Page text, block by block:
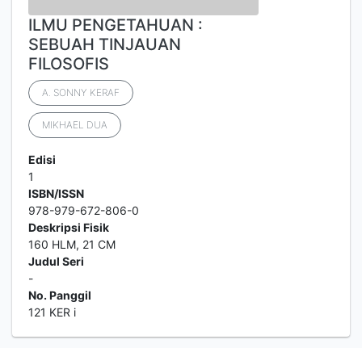
ILMU PENGETAHUAN :
SEBUAH TINJAUAN
FILOSOFIS
A. SONNY KERAF
MIKHAEL DUA
Edisi
1
ISBN/ISSN
978-979-672-806-0
Deskripsi Fisik
160 HLM, 21 CM
Judul Seri
-
No. Panggil
121 KER i